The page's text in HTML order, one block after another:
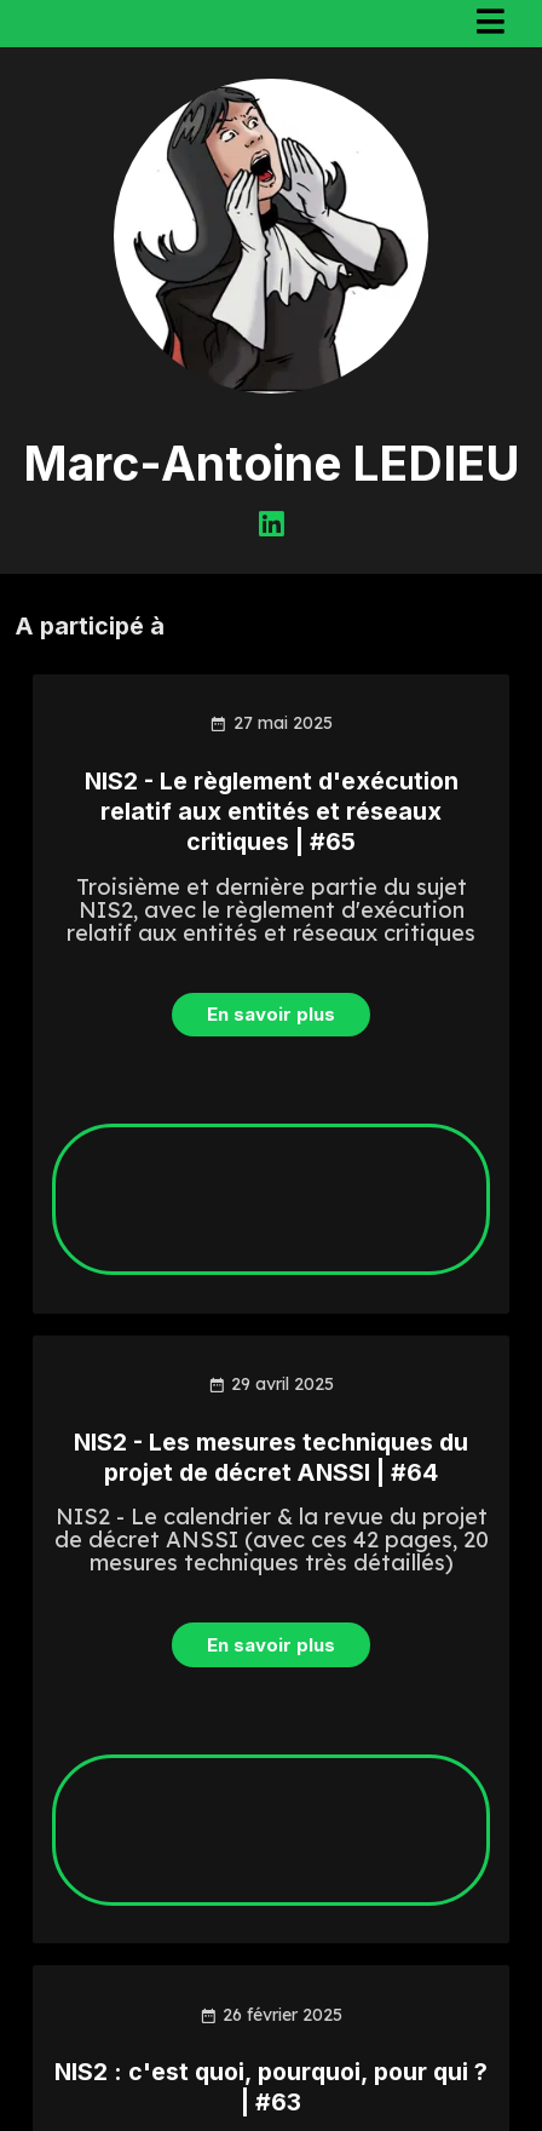
Marc-Antoine LEDIEU
A participé à
27 mai 2025
NIS2 - Le règlement d'exécution
relatif aux entités et réseaux
critiques | #65
Troisième et dernière partie du sujet
NIS2, avec le règlement d'exécution
relatif aux entités et réseaux critiques
En savoir plus
29 avril 2025
NIS2 - Les mesures techniques du
projet de décret ANSSI | #64
NIS2 - Le calendrier & la revue du projet
de décret ANSSI (avec ces 42 pages, 20
mesures techniques très détaillés)
En savoir plus
26 février 2025
NIS2 : c'est quoi, pourquoi, pour qui ?
| #63